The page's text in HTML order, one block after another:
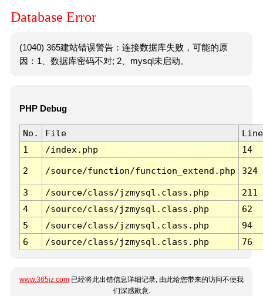
Database Error
(1040) 365建站错误警告：连接数据库失败，可能的原
因：1、数据库密码不对; 2、mysql未启动。
PHP Debug
No. File
Line
1
/index.php 14
2 /source/function/function_extend.php 324
3 /source/class/jzmysql.class.php
211
4
/source/class/jzmysql.class.php
62
5
/source/class/jzmysql.class.php
94
6
/source/class/jzmysql.class.php 76
www.365jz.com 已经将此出错信息详细记录, 由此给您带来的访问不便我
们深感歉意.